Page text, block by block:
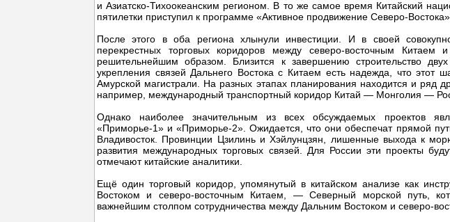
и Азиатско-Тихоокеанским регионом. В то же самое время Китайский
пятилетки приступил к программе «Активное продвижение Северо-
После этого в оба региона хлынули инвестиции. И в своей
перекрестных торговых коридоров между северо-восточным Китаем
решительнейшим образом. Близится к завершению строительство
укрепления связей Дальнего Востока с Китаем есть надежда, что этот
Амурской магистрали. На разных этапах планирования находится и ряд
например, международный транспортный коридор Китай — Монголия —
Однако наиболее значительным из всех обсуждаемых проектов
«Приморье-1» и «Приморье-2». Ожидается, что они обеспечат прямой
Владивосток. Провинции Цзилинь и Хэйлунцзян, лишенные выхода к
развития международных торговых связей. Для России эти проекты
отмечают китайские аналитики.
Ещё один торговый коридор, упомянутый в китайском анализе как
Востоком и северо-восточным Китаем, — Северный морской путь,
важнейшим столпом сотрудничества между Дальним Востоком и северо-